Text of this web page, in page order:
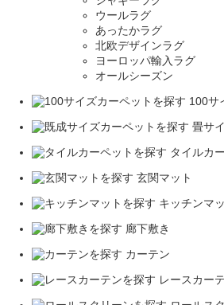
ウールラグ
あったかラグ
北欧デザインラグ
ヨーロッパ輸入ラグ
オールシーズン
100サ
畳サ
タイルカ
玄関マット
キッチンマ
廊下敷き
カーテン
レースカー